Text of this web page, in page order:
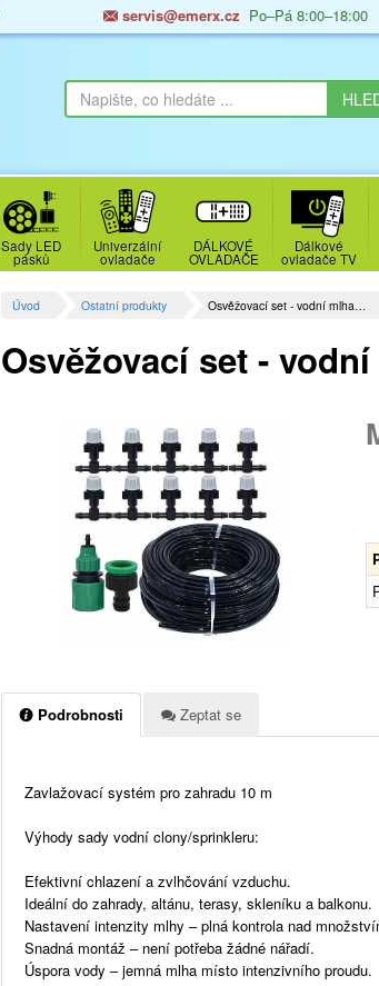
servis@emerx.cz Po–Pá 8:00–18:00
Sady LED
pásků
Univerzální
ovladače
DÁLKOVÉ
OVLADAČE
Dálkové
ovladače TV
Úvod Ostatní produkty Osvěžovací set - vodní mlha…
Osvěžovací set -
Podrobnosti Zeptat se
Zavlažovací systém pro zahradu 10 m
Výhody sady vodní clony/sprinkleru:
Efektivní chlazení a zvlhčování vzduchu.
Ideální do zahrady, altánu, terasy, skleníku a balkonu.
Nastavení intenzity mlhy – plná kontrola nad
Snadná montáž – není potřeba žádné nářadí.
Úspora vody – jemná mlha místo intenzivního proudu.